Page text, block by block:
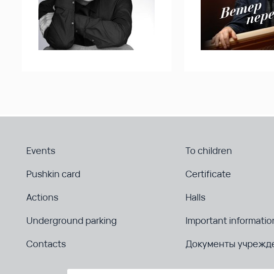
Events
To children
Pushkin card
Certificate
Actions
Halls
Underground parking
Important
Contacts
Документы